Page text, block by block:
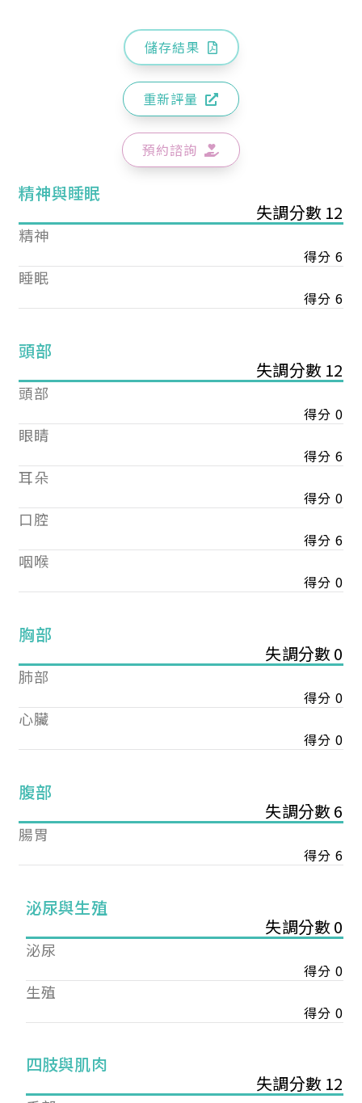
儲存結果
重新評量
預約諮詢
精神與睡眠
失調分數 12
精神
得分 6
睡眠
得分 6
頭部
失調分數 12
頭部
得分 0
眼睛
得分 6
耳朵
得分 0
口腔
得分 6
咽喉
得分 0
胸部
失調分數 0
肺部
得分 0
心臟
得分 0
腹部
失調分數 6
腸胃
得分 6
泌尿與生殖
失調分數 0
泌尿
得分 0
生殖
得分 0
四肢與肌肉
失調分數 12
您已成功送出會員申請
您好，您的會員申請，已成功送出，經本協會理事